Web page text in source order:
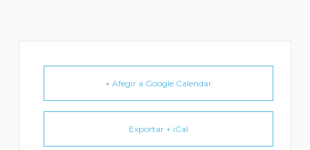
+ Afegir a Google Calendar
Exportar + iCal